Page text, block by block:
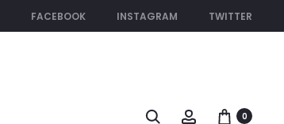
FACEBOOK INSTAGRAM TWITTER
Search Account0